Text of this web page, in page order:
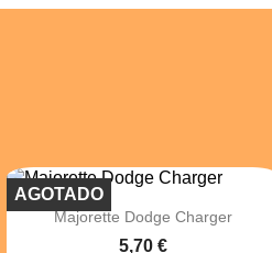
 Vista rápida
Majorette Dodge Charger
5,70 €
AGOTADO